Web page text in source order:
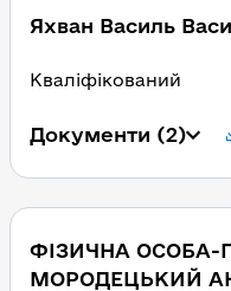
Яхван Василь
Кваліфікований
Документи (2)
ФІЗИЧНА ОСОБА-
МОРОДЕЦЬКИЙ